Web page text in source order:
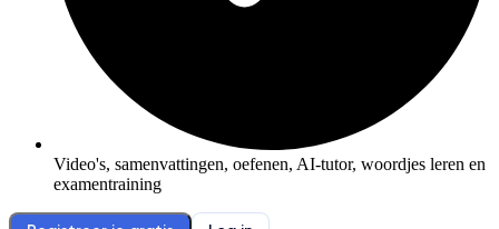
Video's, samenvattingen, oefenen, AI-tutor, woordjes leren en
examentraining